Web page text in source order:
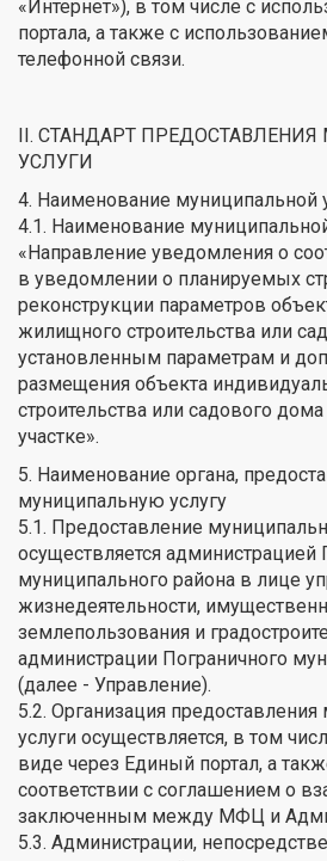
«Интернет»), в том числе с
портала, а также с
телефонной связи.
II. СТАНДАРТ
УСЛУГИ
4. Наименование муниципальной
4.1. Наименование
«Направление уведомления о
в уведомлении о планируемых
реконструкции параметров
жилищного строительства или
установленным параметрам и
размещения объекта
строительства или садового
участке».
5. Наименование органа,
муниципальную услугу
5.1. Предоставление
осуществляется администрацией
муниципального района в лице
жизнедеятельности,
землепользования и
администрации Пограничного
(далее - Управление).
5.2. Организация
услуги осуществляется, в том
виде через Единый портал, а
соответствии с соглашением о
заключенным между МФЦ и
5.3. Администрации,